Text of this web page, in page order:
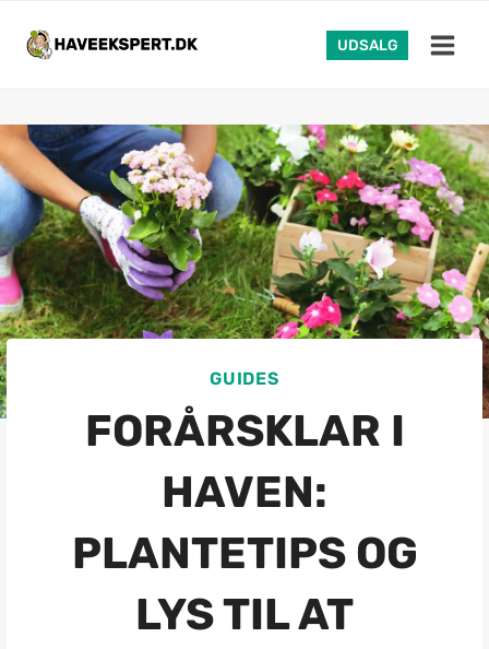
UDSALG
GUIDES
FORÅRSKLAR I
HAVEN:
PLANTETIPS OG
LYS TIL AT